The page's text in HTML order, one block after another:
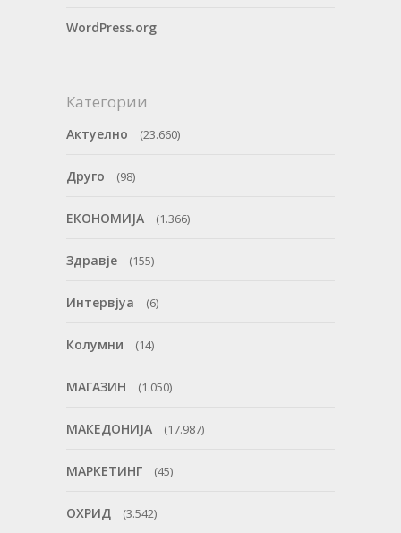
WordPress.org
Категории
Актуелно (23.660)
Друго (98)
ЕКОНОМИЈА (1.366)
Здравје (155)
Интервјуа (6)
Колумни (14)
МАГАЗИН (1.050)
МАКЕДОНИЈА (17.987)
МАРКЕТИНГ (45)
ОХРИД (3.542)